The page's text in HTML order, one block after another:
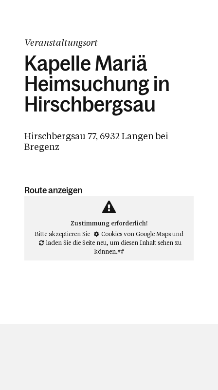
Veranstaltungsort
Kapelle Mariä
Heimsuchung in
Hirschbergsau
Hirschbergsau 77, 6932 Langen bei
Bregenz
Route anzeigen
Zustimmung erforderlich!
Bitte akzeptieren Sie
Cookies von Google Mapsund
laden Sie die Seite neu, um diesen Inhalt sehen zu
können.##